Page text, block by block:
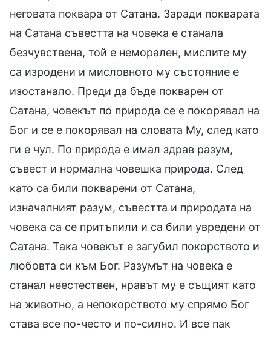
неговата поквара от Сатана. Заради покварата
на Сатана съвестта на човека е станала
безчувствена, той е неморален, мислите му
са изродени и мисловното му състояние е
изостанало. Преди да бъде покварен от
Сатана, човекът по природа се е покорявал на
Бог и се е покорявал на словата Му, след като
ги е чул. По природа е имал здрав разум,
съвест и нормална човешка природа. След
като са били покварени от Сатана,
изначалният разум, съвестта и природата на
човека са се притъпили и са били увредени от
Сатана. Така човекът е загубил покорството и
любовта си към Бог. Разумът на човека е
станал неестествен, нравът му е същият като
на животно, а непокорството му спрямо Бог
става все по-често и по-силно. И все пак